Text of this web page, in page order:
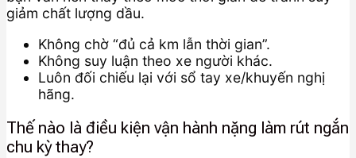
giảm chất lượng dầu.
Không chờ “đủ cả km lẫn thời gian”.
Không suy luận theo xe người khác.
Luôn đối chiếu lại với sổ tay xe/khuyến nghị
hãng.
Thế nào là điều kiện vận hành nặng làm rút ngắn
chu kỳ thay?